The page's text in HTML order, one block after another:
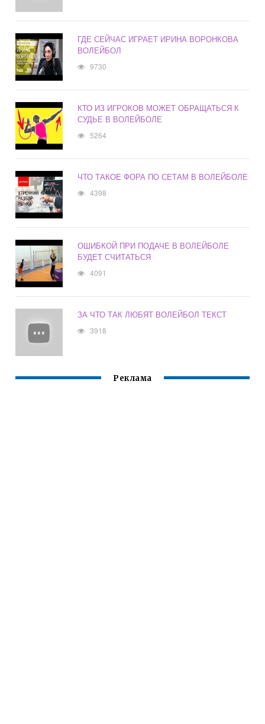
ГДЕ СЕЙЧАС ИГРАЕТ ИРИНА ВОРОНКОВА
ВОЛЕЙБОЛ
9730
КТО ИЗ ИГРОКОВ МОЖЕТ ОБРАЩАТЬСЯ К
СУДЬЕ В ВОЛЕЙБОЛЕ
5264
ЧТО ТАКОЕ ФОРА ПО СЕТАМ В ВОЛЕЙБОЛЕ
4398
ОШИБКОЙ ПРИ ПОДАЧЕ В ВОЛЕЙБОЛЕ
БУДЕТ СЧИТАТЬСЯ
4091
ЗА ЧТО ТАК ЛЮБЯТ ВОЛЕЙБОЛ ТЕКСТ
3918
Реклама